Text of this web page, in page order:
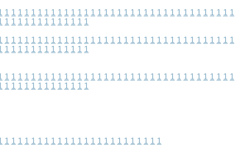
1 1 1 1 1 1 1 1 1 1 1 1 1 1 1 1 1 1 1 1 1 1 1 1 1 1 1 1 1 1 1 1 1 1 1
1 1 1 1 1 1 1 1 1 1 1 1 1
1 1 1 1 1 1 1 1 1 1 1 1 1 1 1 1 1 1 1 1 1 1 1 1 1 1 1 1 1 1 1 1 1 1 1
1 1 1 1 1 1 1 1 1 1 1 1 1
1 1 1 1 1 1 1 1 1 1 1 1 1 1 1 1 1 1 1 1 1 1 1 1 1 1 1 1 1 1 1 1 1 1 1
1 1 1 1 1 1 1 1 1 1 1 1 1
1 1 1 1 1 1 1 1 1 1 1 1 1 1 1 1 1 1 1 1 1 1 1 1